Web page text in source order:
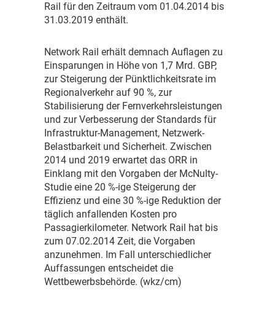
Rail für den Zeitraum vom 01.04.2014 bis
31.03.2019 enthält.
Network Rail erhält demnach Auflagen zu
Einsparungen in Höhe von 1,7 Mrd. GBP,
zur Steigerung der Pünktlichkeitsrate im
Regionalverkehr auf 90 %, zur
Stabilisierung der Fernverkehrsleistungen
und zur Verbesserung der Standards für
Infrastruktur-Management, Netzwerk-
Belastbarkeit und Sicherheit. Zwischen
2014 und 2019 erwartet das ORR in
Einklang mit den Vorgaben der McNulty-
Studie eine 20 %-ige Steigerung der
Effizienz und eine 30 %-ige Reduktion der
täglich anfallenden Kosten pro
Passagierkilometer. Network Rail hat bis
zum 07.02.2014 Zeit, die Vorgaben
anzunehmen. Im Fall unterschiedlicher
Auffassungen entscheidet die
Wettbewerbsbehörde. (wkz/cm)